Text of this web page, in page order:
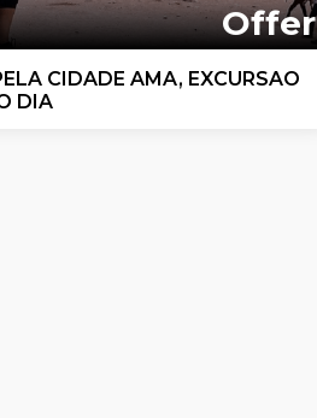
Offer
CIDADE AMA, EXCURSAO
DIA